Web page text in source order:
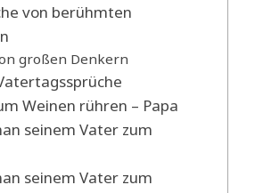
von berühmten
großen Denkern
Weinen rühren – Papa
seinem Vater zum
seinem Vater zum